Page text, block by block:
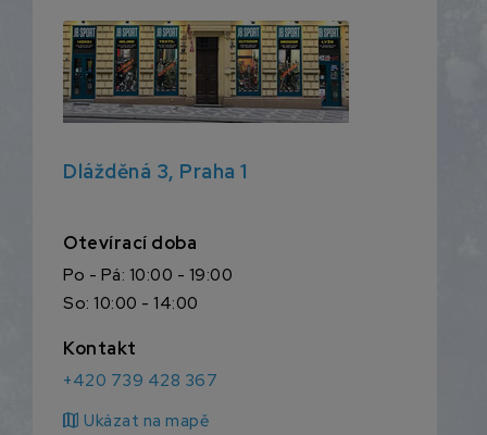
Dlážděná 3, Praha 1
Otevírací doba
Po - Pá: 10:00 - 19:00
So: 10:00 - 14:00
Kontakt
+420 739 428 367
map Ukázat na mapě